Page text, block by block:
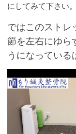
にしてみて下さい。
ではこのストレ
節を左右にゆら
うになっている